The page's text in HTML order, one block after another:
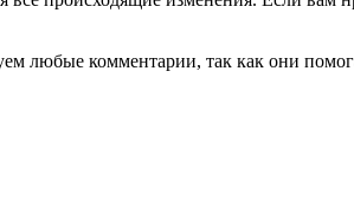
любые комментарии, так как они